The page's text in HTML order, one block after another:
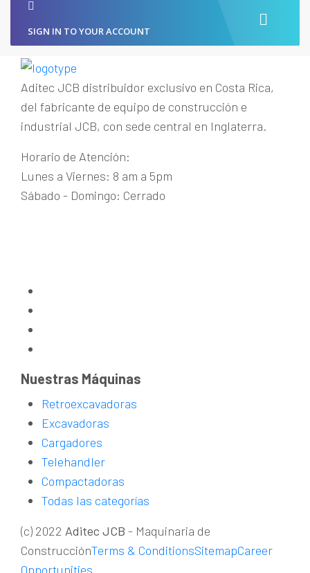
SIGN IN TO YOUR ACCOUNT
Aditec JCB distribuidor exclusivo en Costa Rica,
del fabricante de equipo de construcción e
industrial JCB, con sede central en Inglaterra.
Horario de Atención:
Lunes a Viernes: 8 am a 5pm
Sábado - Domingo: Cerrado
Nuestras Máquinas
Retroexcavadoras
Excavadoras
Cargadores
Telehandler
Compactadoras
Todas las categorías
(c) 2022 Aditec JCB - Maquinaria de
ConstrucciónTerms & ConditionsSitemapCareer
Opportunities